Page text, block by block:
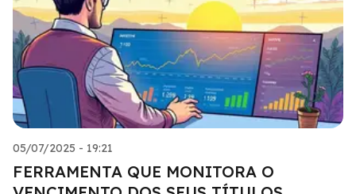
05/07/2025 - 19:21
FERRAMENTA QUE MONITORA O